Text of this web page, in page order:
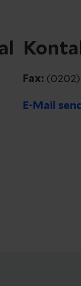
Fax:
E-Mail